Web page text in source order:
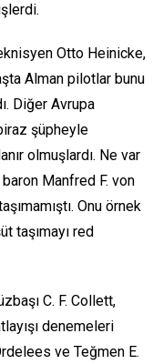
Otto Heinicke,
Alman pilotlar bunu
Diğer Avrupa
şüpheyle
olmuşlardı. Ne var
baron Manfred F. von
Onu örnek
taşımayı red
C. F. Collett,
denemeleri
ve Teğmen E.